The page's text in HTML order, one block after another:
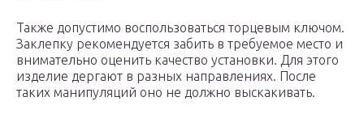
Также допустимо воспользоваться торцевым ключом.
Заклепку рекомендуется забить в требуемое место и
внимательно оценить качество установки. Для этого
изделие дергают в разных направлениях. После
таких манипуляций оно не должно выскакивать.